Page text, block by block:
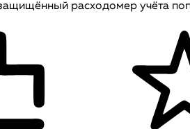
расходомер учёта